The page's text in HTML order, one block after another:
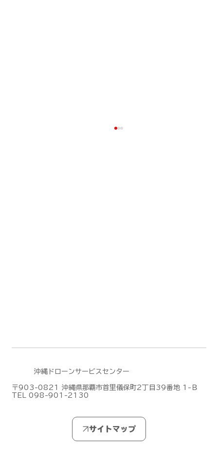
沖縄ドローンサービスセンター
〒903-0821 沖縄県那覇市首里儀保町2丁目39番地 1-Ｂ
TEL 098-901-2130